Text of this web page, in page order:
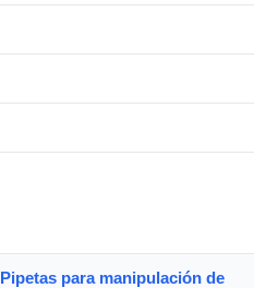
Pipetas para manipulación de